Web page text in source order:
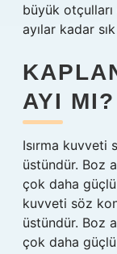
büyük
ayılar kadar
AYI MI?
Isırma kuvveti
üstündür. Boz
çok daha güçlü
kuvveti söz
üstündür. Boz
çok daha güçlü